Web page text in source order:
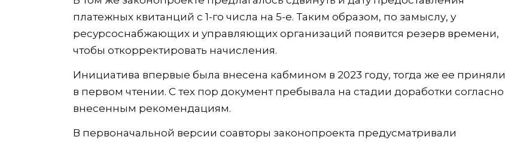
платежных квитанций с 1-го числа на 5-е. Таким образом, по замыслу, у
ресурсоснабжающих и управляющих организаций появится резерв времени,
чтобы откорректировать начисления.
Инициатива впервые была внесена кабмином в 2023 году, тогда же ее приняли
в первом чтении. С тех пор документ пребывала на стадии доработки согласно
внесенным рекомендациям.
В первоначальной версии соавторы законопроекта предусматривали